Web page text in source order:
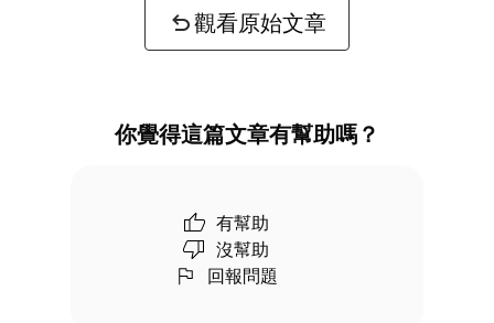
觀看原始文章
你覺得這篇文章有幫助嗎？
有幫助
沒幫助
回報問題